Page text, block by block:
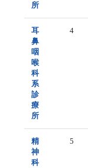
所
耳
鼻
咽
喉
科
系
診
療
所
4
精
神
科
5